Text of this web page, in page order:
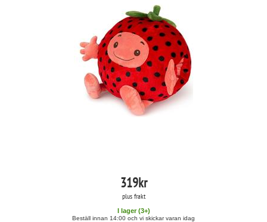
319kr
plus frakt
I lager (3+)
Beställ innan 14:00 och vi skickar varan idag